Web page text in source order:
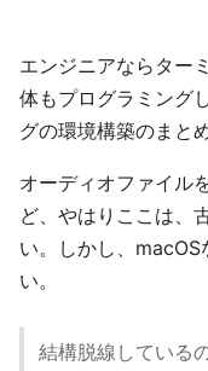
エンジニアならター
体もプログラミング
グの環境構築のまとめ
オーディオファイル
ど、やはりここは、
い。しかし、
い。
結構脱線している